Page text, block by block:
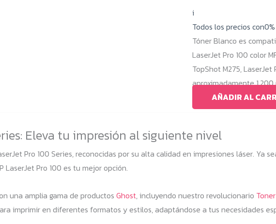
i
Todos los precios
Tóner Blanco es
LaserJet Pro 100 color
TopShot M275,
aproximadamente
AÑADIR AL
Eleva tu impresión al siguiente nivel
Pro 100 Series, reconocidas por su alta calidad en impresiones láser. Ya
Pro 100 es tu mejor opción.
una amplia gama de productos Ghost, incluyendo nuestro revolucionario
imprimir en diferentes formatos y estilos, adaptándose a tus necesidades